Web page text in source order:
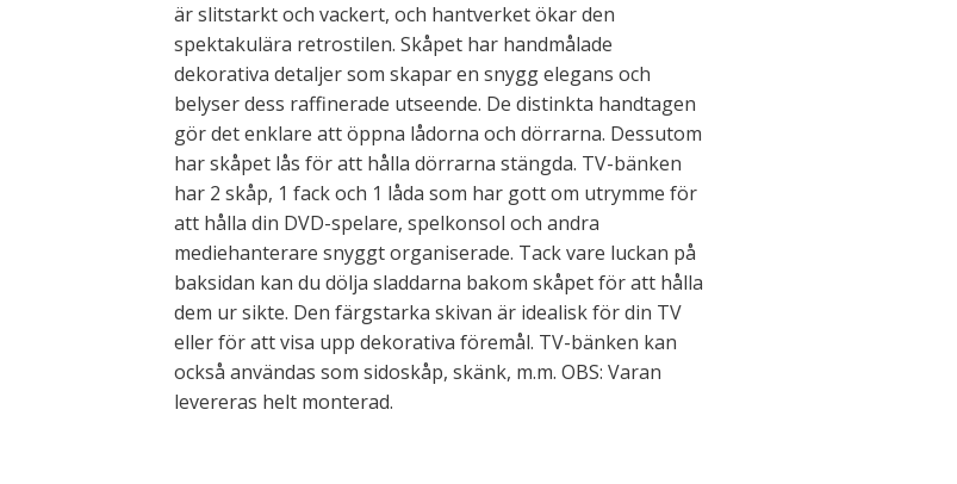
är slitstarkt och vackert, och hantverket ökar den
spektakulära retrostilen. Skåpet har handmålade
dekorativa detaljer som skapar en snygg elegans och
belyser dess raffinerade utseende. De distinkta handtagen
gör det enklare att öppna lådorna och dörrarna. Dessutom
har skåpet lås för att hålla dörrarna stängda. TV-bänken
har 2 skåp, 1 fack och 1 låda som har gott om utrymme för
att hålla din DVD-spelare, spelkonsol och andra
mediehanterare snyggt organiserade. Tack vare luckan på
baksidan kan du dölja sladdarna bakom skåpet för att hålla
dem ur sikte. Den färgstarka skivan är idealisk för din TV
eller för att visa upp dekorativa föremål. TV-bänken kan
också användas som sidoskåp, skänk, m.m. OBS: Varan
levereras helt monterad.